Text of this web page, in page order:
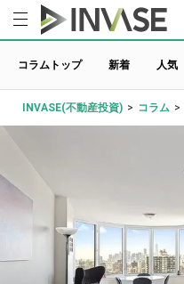
コラムトップ 新着 人気
INVASE(不動産投資) > コラム >